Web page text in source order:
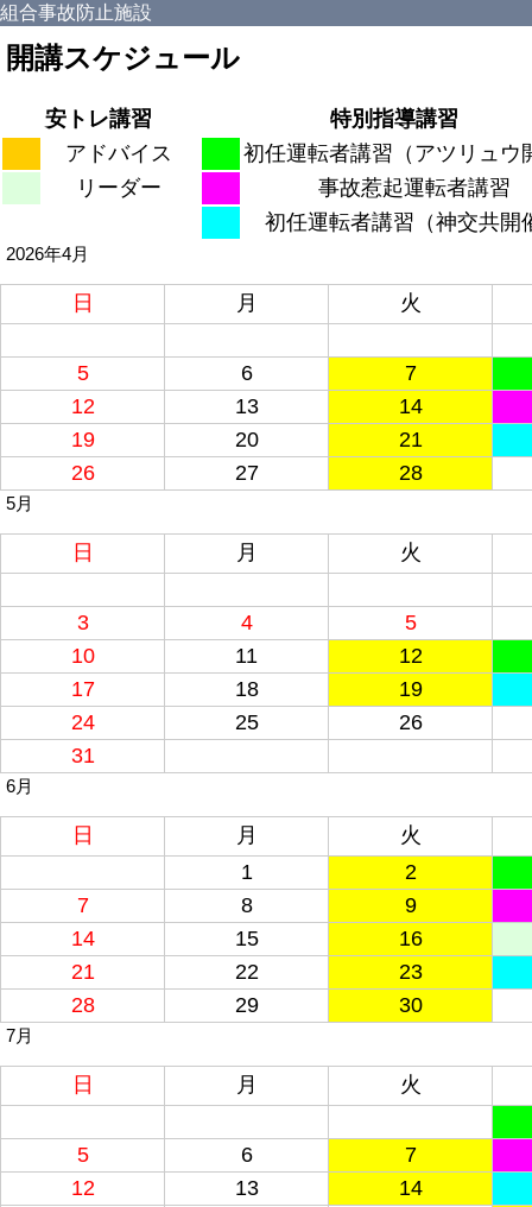
組合事故防止施設
開講スケジュール
安トレ講習
特別指導講習
アドバイス
初任運転者講習（アツリュウ
リーダー
事故惹起運転者講習
初任運転者講習（神交共開
2026年4月
日 月 火
5 6
7
12
13
14
19
20
21
26
27 28
5月
日 月 火
3 4
5
10
11
12
17
18
19
24
25
26
31
6月
日 月
火
1
2
7
8
9
14
15
16
21
22
23
28
29 30
7月
日 月 火
5 6
7
12
13
14